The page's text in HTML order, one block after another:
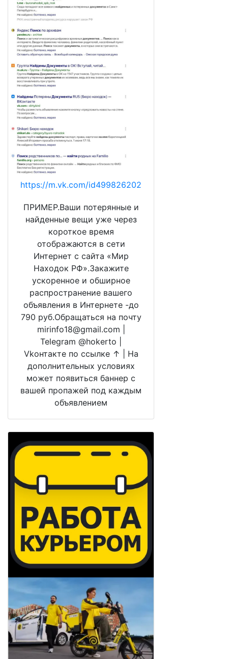
https://m.vk.com/id499826202
ПРИМЕР.Ваши потерянные и
найденные вещи уже через
короткое время
отображаются в сети
Интернет с сайта «Мир
Находок РФ».Закажите
ускоренное и обширное
распространение вашего
объявления в Интернете -до
790 руб.Обращаться на почту
mirinfo18@gmail.com |
Telegram @hokerto |
Vkонтакте по ссылке ↑ | На
дополнительных условиях
может появиться баннер с
вашей пропажей под каждым
объявлением